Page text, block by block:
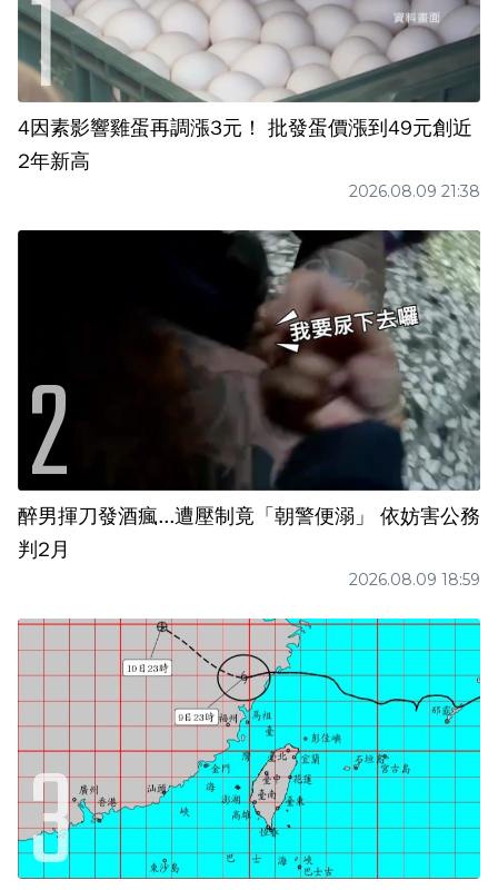
4因素影響雞蛋再調漲3元！ 批發蛋價漲到49元創近
2年新高
2026.08.09 21:38
醉男揮刀發酒瘋...遭壓制竟「朝警便溺」 依妨害公務
判2月
2026.08.09 18:59